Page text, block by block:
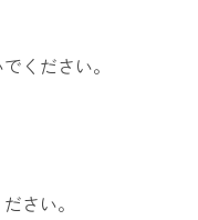
ください。
さい。